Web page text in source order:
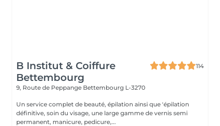
B Institut & Coiffure
Bettembourg
114
9, Route de Peppange Bettembourg L-3270
Un service complet de beauté, épilation ainsi que 'épilation
définitive, soin du visage, une large gamme de vernis semi
permanent, manicure, pedicure,...